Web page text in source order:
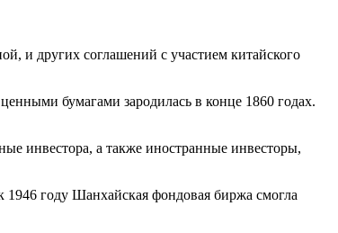
и других соглашений с участием китайского
бумагами зародилась в конце 1860 годах.
инвестора, а также иностранные инвесторы,
году Шанхайская фондовая биржа смогла